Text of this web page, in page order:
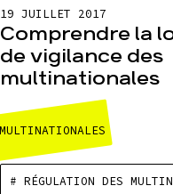
19 JUILLET 2017
Comprendre la
de vigilance des
multinationales